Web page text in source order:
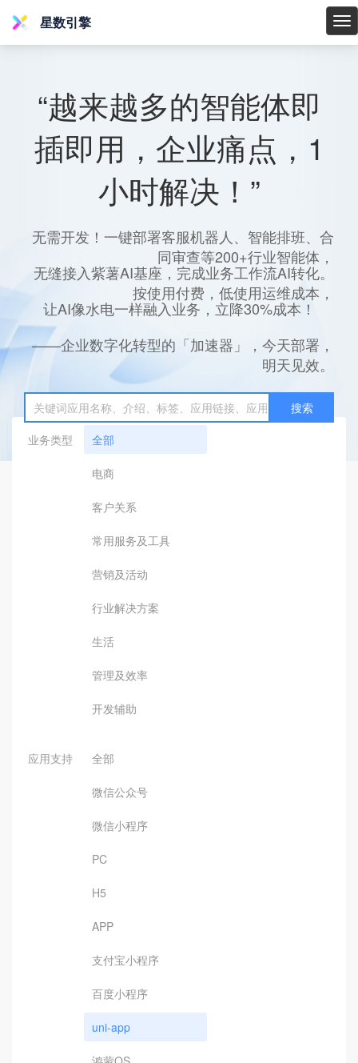
星
星数引擎
“越来越多的智能体即
插即用，企业痛点，1
小时解决！”
无需开发！一键部署客服机器人、智能排班、合
同审查等200+行业智能体，
无缝接入紫薯AI基座，完成业务工作流AI转化。
按使用付费，低使用运维成本，
让AI像水电一样融入业务，立降30%成本！
——企业数字化转型的「加速器」，今天部署，
明天见效。
搜索
业务类型
全部
电商
客户关系
常用服务及工具
营销及活动
行业解决方案
生活
管理及效率
开发辅助
应用支持 全部
微信公众号
微信小程序
PC
H5
APP
支付宝小程序
百度小程序
uni-app